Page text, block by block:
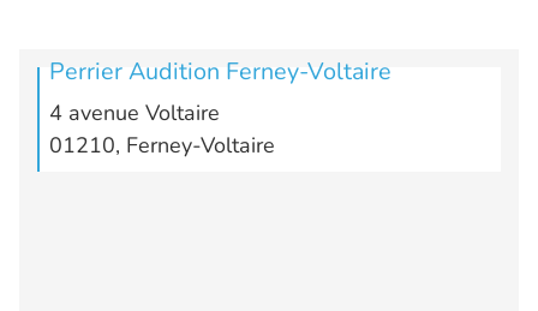
Perrier Audition Ferney-Voltaire
4 avenue Voltaire
01210, Ferney-Voltaire